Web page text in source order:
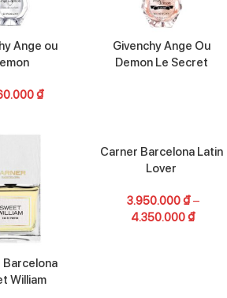
Ange ou
₫
Givenchy Ange Ou
Demon Le Secret
Barcelona
William
Carner Barcelona Latin
Lover
3.950.000₫–
4.350.000₫